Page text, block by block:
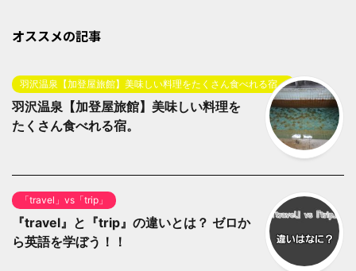
オススメの記事
羽沢温泉【加登屋旅館】美味しい料理をたくさん食べれる宿。
羽沢温泉【加登屋旅館】美味しい料理を
たくさん食べれる宿。
「travel」vs「trip」
『travel』と『trip』の違いとは？ ゼロか
ら英語を学ぼう！！